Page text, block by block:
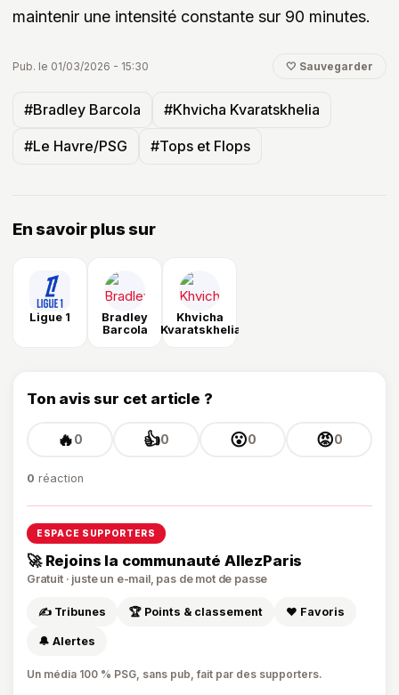
maintenir une intensité constante sur 90 minutes.
Pub. le 01/03/2026 - 15:30 🤍 Sauvegarder
#Bradley Barcola #Khvicha Kvaratskhelia
#Le Havre/PSG #Tops et Flops
En savoir plus sur
Ligue 1
Bradley
Barcola
Khvicha
Kvaratskhelia
Ton avis sur cet article ?
🔥0 👍0 😮0 😡0
0 réaction
ESPACE SUPPORTERS
🚀 Rejoins la communauté AllezParis
Gratuit · juste un e-mail, pas de mot de passe
✍️ Tribunes 🏆 Points & classement ❤️ Favoris
🔔 Alertes
Un média 100 % PSG, sans pub, fait par des supporters.